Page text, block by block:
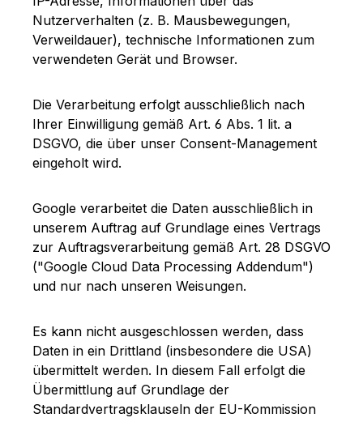
Nutzerverhalten (z. B. Mausbewegungen,
Verweildauer), technische Informationen zum
verwendeten Gerät und Browser.
Die Verarbeitung erfolgt ausschließlich nach
Ihrer Einwilligung gemäß Art. 6 Abs. 1 lit. a
DSGVO, die über unser Consent-Management
eingeholt wird.
Google verarbeitet die Daten ausschließlich in
unserem Auftrag auf Grundlage eines Vertrags
zur Auftragsverarbeitung gemäß Art. 28 DSGVO
("Google Cloud Data Processing Addendum")
und nur nach unseren Weisungen.
Es kann nicht ausgeschlossen werden, dass
Daten in ein Drittland (insbesondere die USA)
übermittelt werden. In diesem Fall erfolgt die
Übermittlung auf Grundlage der
Standardvertragsklauseln der EU-Kommission